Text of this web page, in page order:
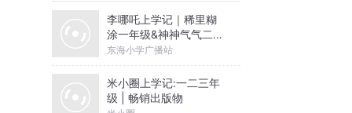
李哪吒上学记｜稀里糊
涂一年级&神神气气二年
级
东海小学广播站
米小圈上学记:一二三年
级 | 畅销出版物